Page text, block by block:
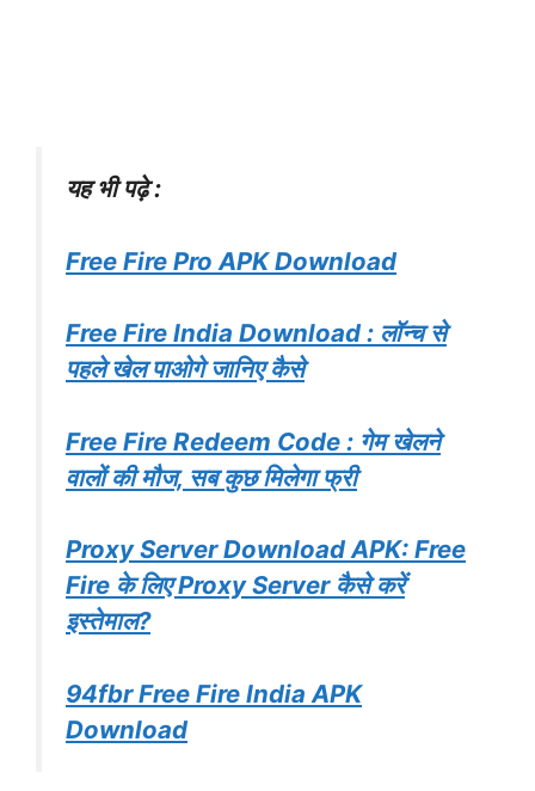
यह भी पढ़े :
Free Fire Pro APK Download
Free Fire India Download : लॉन्च से
पहले खेल पाओगे जानिए कैसे
Free Fire Redeem Code : गेम खेलने
वालों की मौज, सब कुछ मिलेगा फ्री
Proxy Server Download APK: Free
Fire के लिए Proxy Server कैसे करें
इस्तेमाल?
94fbr Free Fire India APK
Download